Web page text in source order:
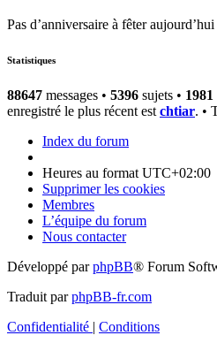
Pas d’anniversaire à fêter aujourd’hui
Statistiques
88647 messages • 5396 sujets • 1981
enregistré le plus récent est chtiar. •
Index du forum
Heures au format UTC+02:00
Supprimer les cookies
Membres
L’équipe du forum
Nous contacter
Développé parphpBB® Forum
Traduit parphpBB-fr.com
Confidentialité | Conditions